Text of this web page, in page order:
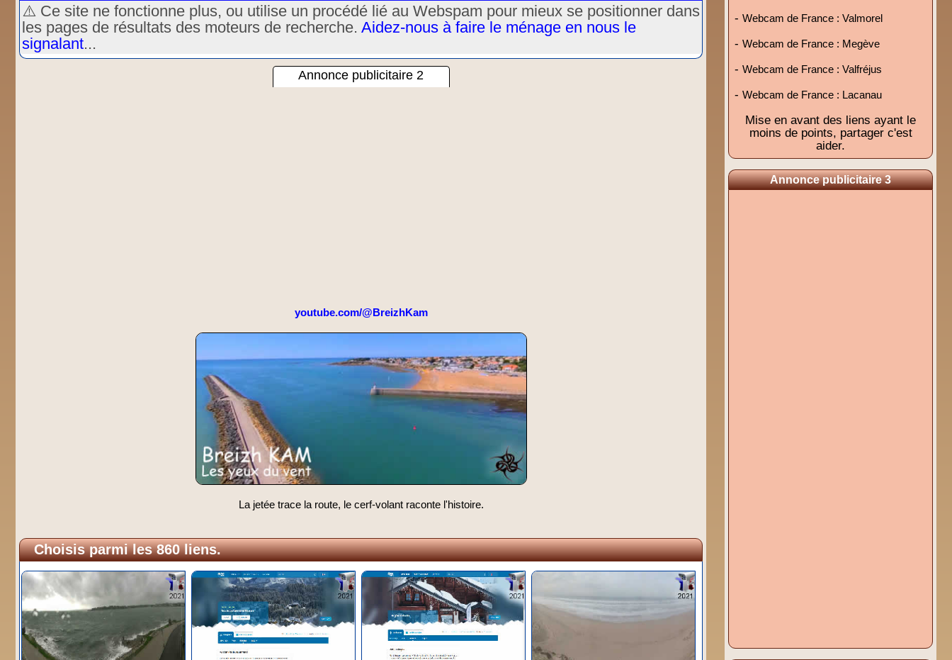
⚠️ Ce site ne fonctionne plus, ou utilise un procédé lié au Webspam pour mieux se positionner dans
les pages de résultats des moteurs de recherche. Aidez-nous à faire le ménage en nous le
signalant...
Annonce publicitaire 2
youtube.com/@BreizhKam
La jetée trace la route, le cerf-volant raconte l'histoire.
Choisis parmi les 860 liens.
- Webcam de France : Valmorel
- Webcam de France : Megève
- Webcam de France : Valfréjus
- Webcam de France : Lacanau
Mise en avant des liens ayant le
moins de points, partager c'est
aider.
Annonce publicitaire 3